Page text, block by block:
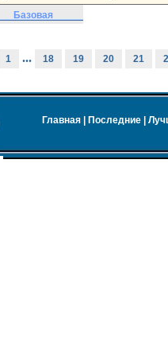
Базовая
1 ... 18 19 20 21
Главная Последние